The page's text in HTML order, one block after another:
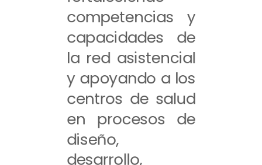
competencias y
capacidades de
la red asistencial
y apoyando a los
centros de salud
en procesos de
diseño,
desarrollo,